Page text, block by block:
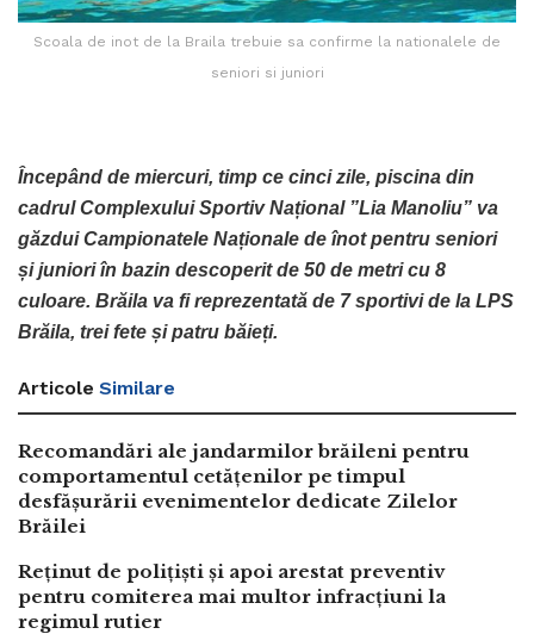
Scoala de inot de la Braila trebuie sa confirme la nationalele de
seniori si juniori
Începând de miercuri, timp ce cinci zile, piscina din
cadrul Complexului Sportiv Național ”Lia Manoliu” va
găzdui Campionatele Naționale de înot pentru seniori
și juniori în bazin descoperit de 50 de metri cu 8
culoare. Brăila va fi reprezentată de 7 sportivi de la LPS
Brăila, trei fete și patru băieți.
Articole Similare
Recomandări ale jandarmilor brăileni pentru
comportamentul cetățenilor pe timpul
desfășurării evenimentelor dedicate Zilelor
Brăilei
Reținut de polițiști și apoi arestat preventiv
pentru comiterea mai multor infracțiuni la
regimul rutier